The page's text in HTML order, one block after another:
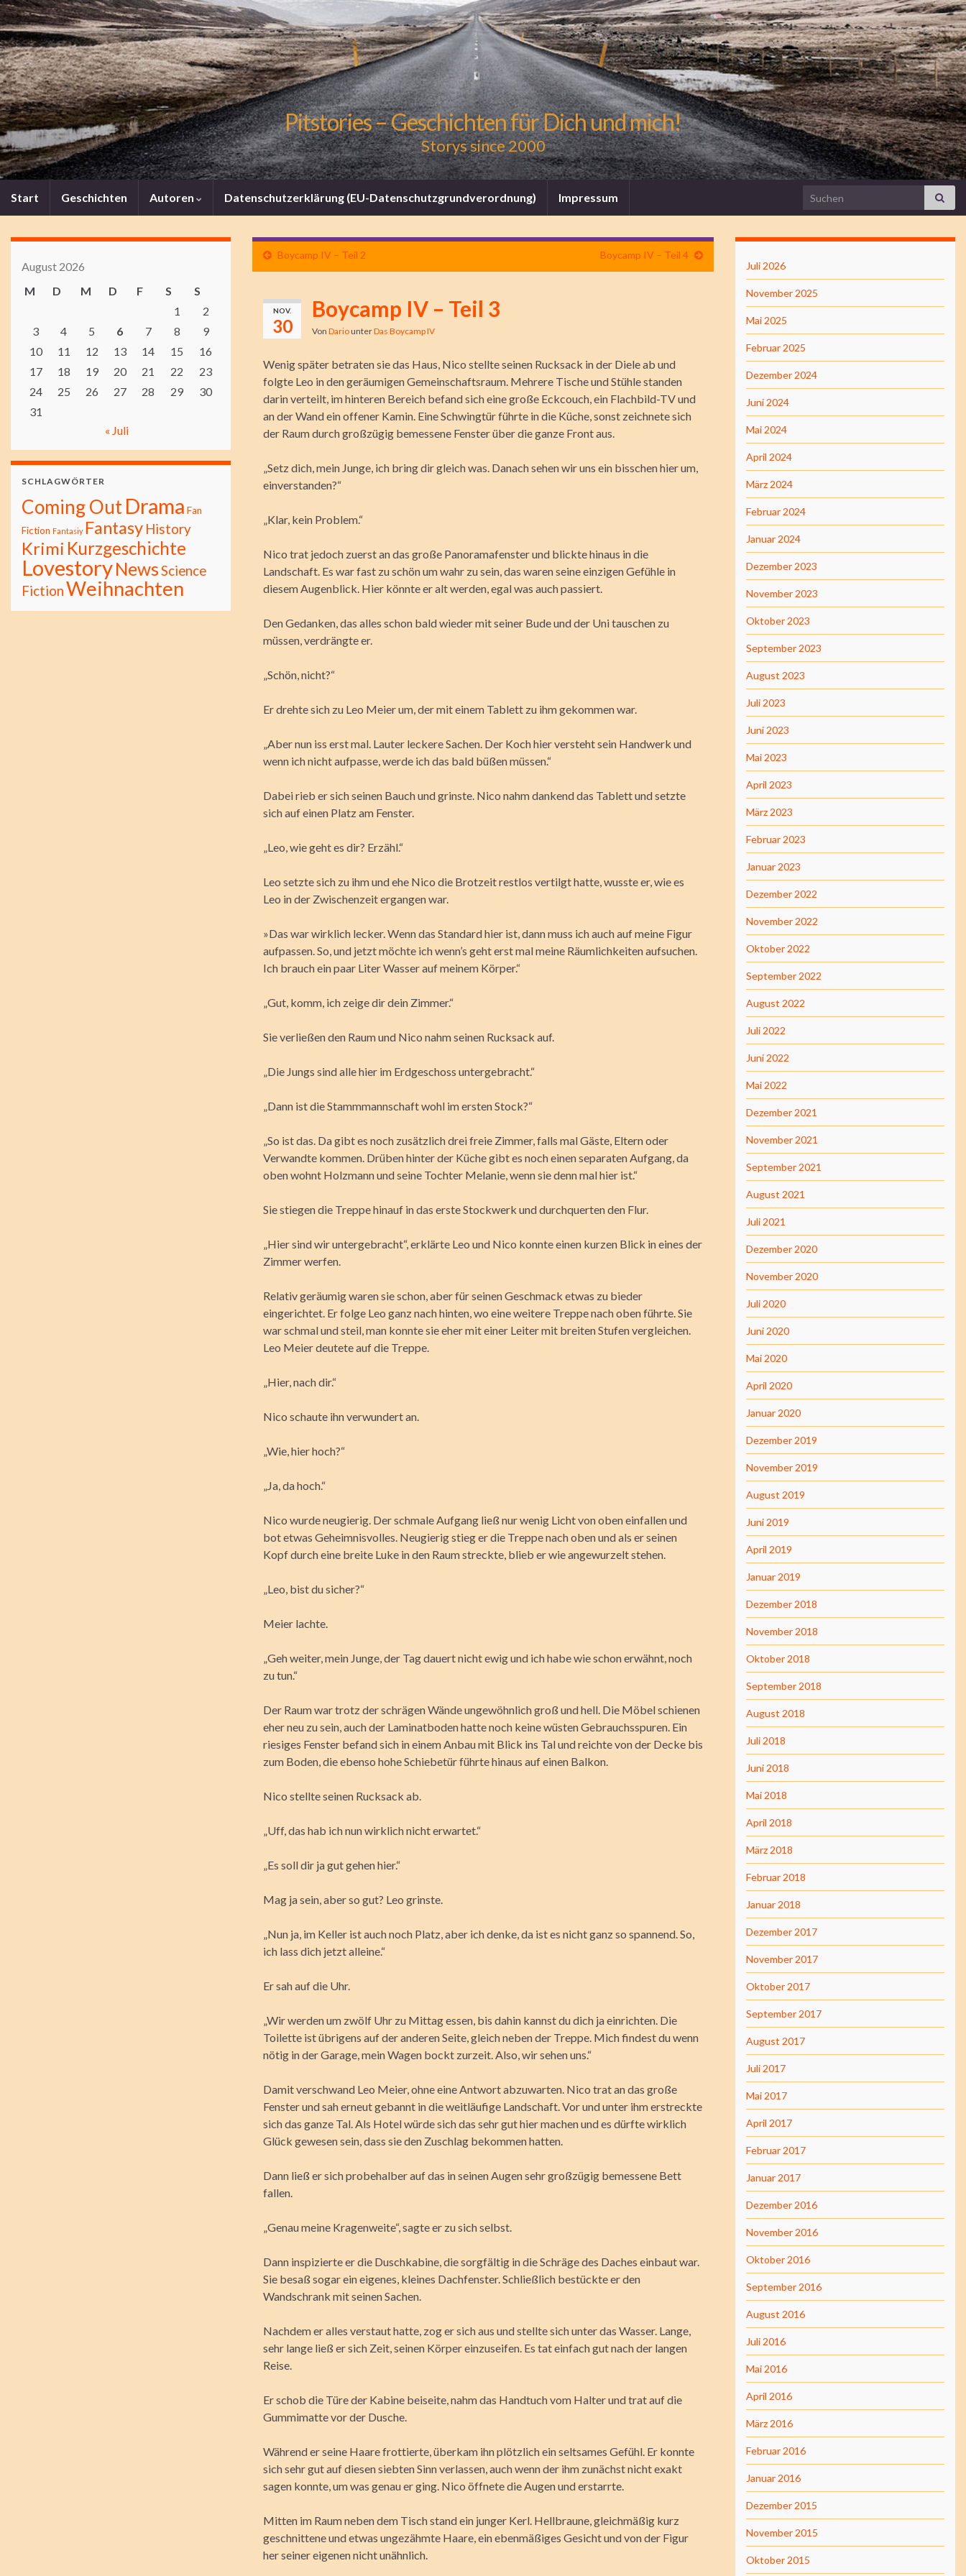
Pitstories – Geschichten für Dich und mich!
Storys since 2000
Start Geschichten Autoren Datenschutzerklärung (EU-Datenschutzgrundverordnung) Impressum Search for:
Boycamp IV – Teil 2 Boycamp IV – Teil 4
NOV.
30
Boycamp IV – Teil 3
Von DariounterDas Boycamp IV
Wenig später betraten sie das Haus, Nico stellte seinen Rucksack in der Diele ab und
folgte Leo in den geräumigen Gemeinschaftsraum. Mehrere Tische und Stühle standen
darin verteilt, im hinteren Bereich befand sich eine große Eckcouch, ein Flachbild-TV und
an der Wand ein offener Kamin. Eine Schwingtür führte in die Küche, sonst zeichnete sich
der Raum durch großzügig bemessene Fenster über die ganze Front aus.
„Setz dich, mein Junge, ich bring dir gleich was. Danach sehen wir uns ein bisschen hier um,
einverstanden?“
„Klar, kein Problem.“
Nico trat jedoch zuerst an das große Panoramafenster und blickte hinaus in die
Landschaft. Es war fast zu schön um wahr zu sein, das waren seine einzigen Gefühle in
diesem Augenblick. Hier könnte er alt werden, egal was auch passiert.
Den Gedanken, das alles schon bald wieder mit seiner Bude und der Uni tauschen zu
müssen, verdrängte er.
„Schön, nicht?“
Er drehte sich zu Leo Meier um, der mit einem Tablett zu ihm gekommen war.
„Aber nun iss erst mal. Lauter leckere Sachen. Der Koch hier versteht sein Handwerk und
wenn ich nicht aufpasse, werde ich das bald büßen müssen.“
Dabei rieb er sich seinen Bauch und grinste. Nico nahm dankend das Tablett und setzte
sich auf einen Platz am Fenster.
„Leo, wie geht es dir? Erzähl.“
Leo setzte sich zu ihm und ehe Nico die Brotzeit restlos vertilgt hatte, wusste er, wie es
Leo in der Zwischenzeit ergangen war.
»Das war wirklich lecker. Wenn das Standard hier ist, dann muss ich auch auf meine Figur
aufpassen. So, und jetzt möchte ich wenn’s geht erst mal meine Räumlichkeiten aufsuchen.
Ich brauch ein paar Liter Wasser auf meinem Körper.“
„Gut, komm, ich zeige dir dein Zimmer.“
Sie verließen den Raum und Nico nahm seinen Rucksack auf.
„Die Jungs sind alle hier im Erdgeschoss untergebracht.“
„Dann ist die Stammmannschaft wohl im ersten Stock?“
„So ist das. Da gibt es noch zusätzlich drei freie Zimmer, falls mal Gäste, Eltern oder
Verwandte kommen. Drüben hinter der Küche gibt es noch einen separaten Aufgang, da
oben wohnt Holzmann und seine Tochter Melanie, wenn sie denn mal hier ist.“
Sie stiegen die Treppe hinauf in das erste Stockwerk und durchquerten den Flur.
„Hier sind wir untergebracht“, erklärte Leo und Nico konnte einen kurzen Blick in eines der
Zimmer werfen.
Relativ geräumig waren sie schon, aber für seinen Geschmack etwas zu bieder
eingerichtet. Er folge Leo ganz nach hinten, wo eine weitere Treppe nach oben führte. Sie
war schmal und steil, man konnte sie eher mit einer Leiter mit breiten Stufen vergleichen.
Leo Meier deutete auf die Treppe.
„Hier, nach dir.“
Nico schaute ihn verwundert an.
„Wie, hier hoch?“
„Ja, da hoch.“
Nico wurde neugierig. Der schmale Aufgang ließ nur wenig Licht von oben einfallen und
bot etwas Geheimnisvolles. Neugierig stieg er die Treppe nach oben und als er seinen
Kopf durch eine breite Luke in den Raum streckte, blieb er wie angewurzelt stehen.
„Leo, bist du sicher?“
Meier lachte.
„Geh weiter, mein Junge, der Tag dauert nicht ewig und ich habe wie schon erwähnt, noch
zu tun.“
Der Raum war trotz der schrägen Wände ungewöhnlich groß und hell. Die Möbel schienen
eher neu zu sein, auch der Laminatboden hatte noch keine wüsten Gebrauchsspuren. Ein
riesiges Fenster befand sich in einem Anbau mit Blick ins Tal und reichte von der Decke bis
zum Boden, die ebenso hohe Schiebetür führte hinaus auf einen Balkon.
Nico stellte seinen Rucksack ab.
„Uff, das hab ich nun wirklich nicht erwartet.“
„Es soll dir ja gut gehen hier.“
Mag ja sein, aber so gut? Leo grinste.
„Nun ja, im Keller ist auch noch Platz, aber ich denke, da ist es nicht ganz so spannend. So,
ich lass dich jetzt alleine.“
Er sah auf die Uhr.
„Wir werden um zwölf Uhr zu Mittag essen, bis dahin kannst du dich ja einrichten. Die
Toilette ist übrigens auf der anderen Seite, gleich neben der Treppe. Mich findest du wenn
nötig in der Garage, mein Wagen bockt zurzeit. Also, wir sehen uns.“
Damit verschwand Leo Meier, ohne eine Antwort abzuwarten. Nico trat an das große
Fenster und sah erneut gebannt in die weitläufige Landschaft. Vor und unter ihm erstreckte
sich das ganze Tal. Als Hotel würde sich das sehr gut hier machen und es dürfte wirklich
Glück gewesen sein, dass sie den Zuschlag bekommen hatten.
Dann ließ er sich probehalber auf das in seinen Augen sehr großzügig bemessene Bett
fallen.
„Genau meine Kragenweite“, sagte er zu sich selbst.
Dann inspizierte er die Duschkabine, die sorgfältig in die Schräge des Daches einbaut war.
Sie besaß sogar ein eigenes, kleines Dachfenster. Schließlich bestückte er den
Wandschrank mit seinen Sachen.
Nachdem er alles verstaut hatte, zog er sich aus und stellte sich unter das Wasser. Lange,
sehr lange ließ er sich Zeit, seinen Körper einzuseifen. Es tat einfach gut nach der langen
Reise.
Er schob die Türe der Kabine beiseite, nahm das Handtuch vom Halter und trat auf die
Gummimatte vor der Dusche.
Während er seine Haare frottierte, überkam ihn plötzlich ein seltsames Gefühl. Er konnte
sich sehr gut auf diesen siebten Sinn verlassen, auch wenn der ihm zunächst nicht exakt
sagen konnte, um was genau er ging. Nico öffnete die Augen und erstarrte.
Mitten im Raum neben dem Tisch stand ein junger Kerl. Hellbraune, gleichmäßig kurz
geschnittene und etwas ungezähmte Haare, ein ebenmäßiges Gesicht und von der Figur
her seiner eigenen nicht unähnlich.
August 2026
M
D M D F S
S
1
2
3
4 5 6 7 8
9
10
11 12 13 14 15
16
17
18 19 20 21 22
23
24
25 26 27 28 29
30
31
« Juli
SCHLAGWÖRTER
Coming OutDrama Fan
Fiction Fantasiy Fantasy History
Krimi Kurzgeschichte
LovestoryNewsScience
FictionWeihnachten
Juli 2026
November 2025
Mai 2025
Februar 2025
Dezember 2024
Juni 2024
Mai 2024
April 2024
März 2024
Februar 2024
Januar 2024
Dezember 2023
November 2023
Oktober 2023
September 2023
August 2023
Juli 2023
Juni 2023
Mai 2023
April 2023
März 2023
Februar 2023
Januar 2023
Dezember 2022
November 2022
Oktober 2022
September 2022
August 2022
Juli 2022
Juni 2022
Mai 2022
Dezember 2021
November 2021
September 2021
August 2021
Juli 2021
Dezember 2020
November 2020
Juli 2020
Juni 2020
Mai 2020
April 2020
Januar 2020
Dezember 2019
November 2019
August 2019
Juni 2019
April 2019
Januar 2019
Dezember 2018
November 2018
Oktober 2018
September 2018
August 2018
Juli 2018
Juni 2018
Mai 2018
April 2018
März 2018
Februar 2018
Januar 2018
Dezember 2017
November 2017
Oktober 2017
September 2017
August 2017
Juli 2017
Mai 2017
April 2017
Februar 2017
Januar 2017
Dezember 2016
November 2016
Oktober 2016
September 2016
August 2016
Juli 2016
Mai 2016
April 2016
März 2016
Februar 2016
Januar 2016
Dezember 2015
November 2015
Oktober 2015